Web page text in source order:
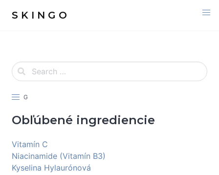
S K I N G O
G
Obľúbené ingrediencie
Vitamín C
Niacinamide (Vitamín B3)
Kyselina Hylaurónová